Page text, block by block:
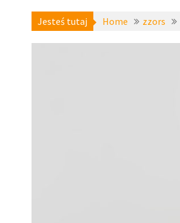
Jesteś tutaj Home zzors